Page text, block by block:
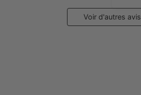
Voir d'autres avis